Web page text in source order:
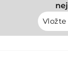
Vložte
email
Přihlásit
se
k